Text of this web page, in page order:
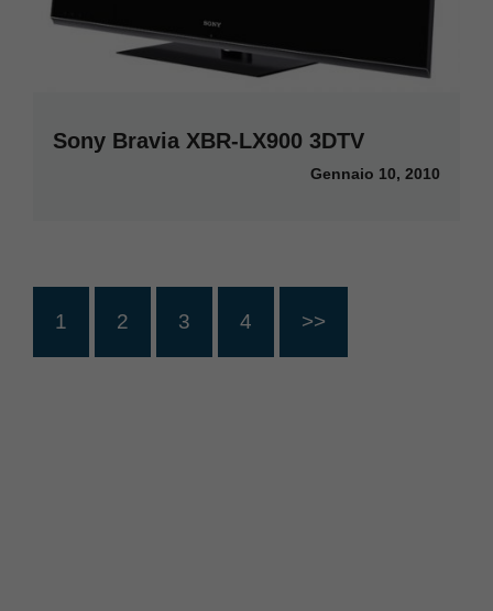
Sony Bravia XBR-LX900 3DTV
Gennaio 10, 2010
1 2 3 4 >>